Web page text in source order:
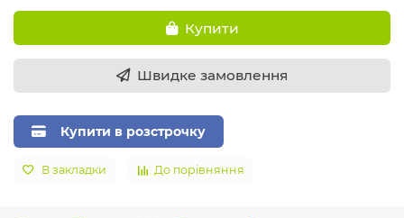
Купити
Швидке замовлення
Купити в розстрочку
В закладки До порівняння